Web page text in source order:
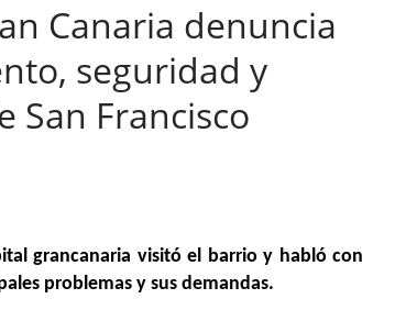
Canaria denuncia
seguridad y
San Francisco
grancanaria visitó el barrio y habló con
problemas y sus demandas.